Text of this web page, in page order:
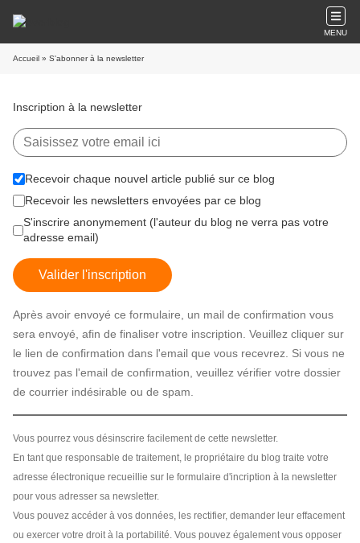
MENU
Accueil » S'abonner à la newsletter
Inscription à la newsletter
Recevoir chaque nouvel article publié sur ce blog
Recevoir les newsletters envoyées par ce blog
S'inscrire anonymement (l'auteur du blog ne verra pas votre
adresse email)
Valider l'inscription
Après avoir envoyé ce formulaire, un mail de confirmation vous
sera envoyé, afin de finaliser votre inscription. Veuillez cliquer sur
le lien de confirmation dans l'email que vous recevrez. Si vous ne
trouvez pas l'email de confirmation, veuillez vérifier votre dossier
de courrier indésirable ou de spam.
Vous pourrez vous désinscrire facilement de cette newsletter.
En tant que responsable de traitement, le propriétaire du blog traite votre
adresse électronique recueillie sur le formulaire d'incription à la newsletter
pour vous adresser sa newsletter.
Vous pouvez accéder à vos données, les rectifier, demander leur effacement
ou exercer votre droit à la portabilité. Vous pouvez également vous opposer